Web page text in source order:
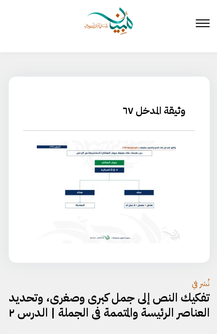
المحتوى
وثيقة المدخل ٦٧
تصفّح
المقالات
نُشر في
تفكيك النص إلى جمل كبرى وصغرى، وتحديد
العناصر الرئيسة والمتممة في الجملة | الدرس ٢